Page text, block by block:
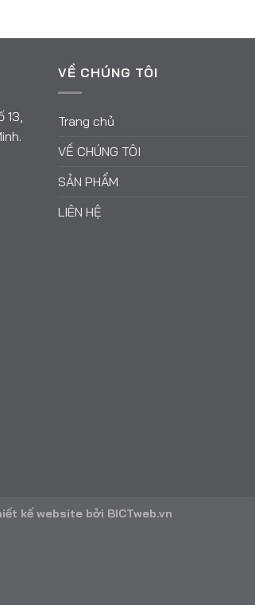
VỀ CHÚNG TÔI
Trang chủ
VỀ CHÚNG TÔI
SẢN PHẨM
LIÊN HỆ
kế websitebởi BICTweb.vn